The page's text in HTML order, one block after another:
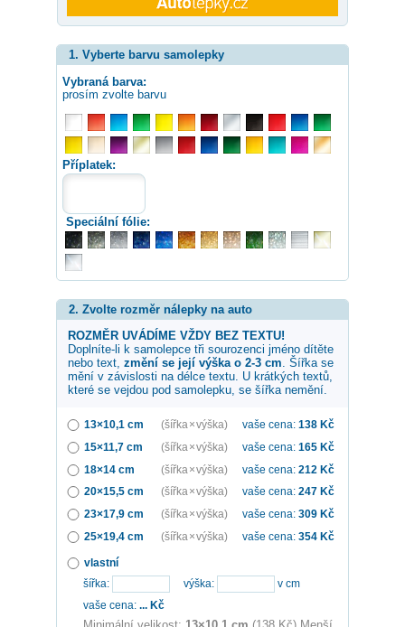
1. Vyberte barvu samolepky
Vybraná barva:
prosím zvolte barvu
Příplatek:
Speciální fólie:
2. Zvolte rozměr nálepky na auto
ROZMĚR UVÁDÍME VŽDY BEZ TEXTU!
Doplníte-li k samolepce tři sourozenci jméno dítěte
nebo text, změní se její výška o 2-3 cm. Šířka se
mění v závislosti na délce textu. U krátkých textů,
které se vejdou pod samolepku, se šířka nemění.
13×10,1 cm (šířka × výška) vaše cena: 138 Kč
15×11,7 cm
(šířka × výška) vaše cena: 165 Kč
18×14 cm
(šířka × výška) vaše cena: 212 Kč
20×15,5 cm
(šířka × výška) vaše cena: 247 Kč
23×17,9 cm
(šířka × výška) vaše cena: 309 Kč
25×19,4 cm
(šířka × výška) vaše cena: 354 Kč
vlastní
šířka:
výška:
v cm
vaše cena: ... Kč